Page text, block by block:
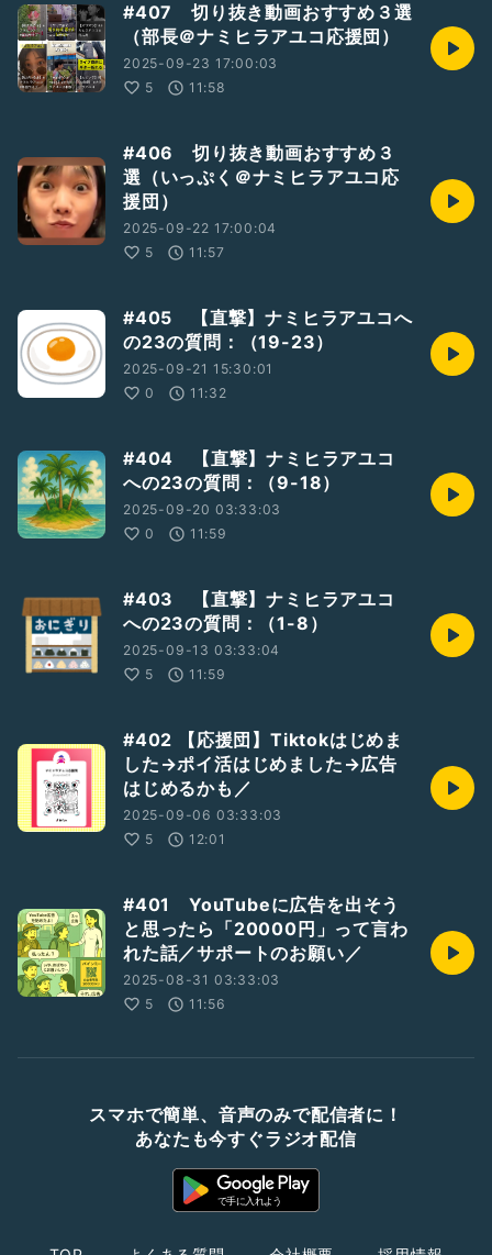
#407 切り抜き動画おすすめ３選
（部長＠ナミヒラアユコ応援団）
2025-09-23 17:00:03
5
11:58
#406 切り抜き動画おすすめ３
選（いっぷく＠ナミヒラアユコ応
援団）
2025-09-22 17:00:04
5
11:57
#405 【直撃】ナミヒラアユコへ
の23の質問：（19-23）
2025-09-21 15:30:01
0
11:32
#404 【直撃】ナミヒラアユコ
への23の質問：（9-18）
2025-09-20 03:33:03
0
11:59
#403 【直撃】ナミヒラアユコ
への23の質問：（1-8）
2025-09-13 03:33:04
5
11:59
#402 【応援団】Tiktokはじめま
した→ポイ活はじめました→広告
はじめるかも／
2025-09-06 03:33:03
5
12:01
#401 YouTubeに広告を出そう
と思ったら「20000円」って言わ
れた話／サポートのお願い／
2025-08-31 03:33:03
5
11:56
スマホで簡単、音声のみで配信者に！
あなたも今すぐラジオ配信